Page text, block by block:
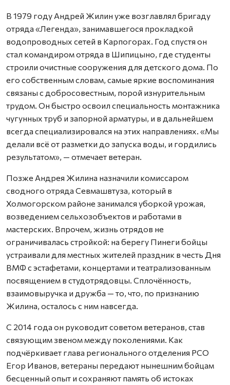
В 1979 году Андрей Жилин уже возглавлял бригаду
отряда «Легенда», занимавшегося прокладкой
водопроводных сетей в Карпогорах. Год спустя он
стал командиром отряда в Шипицыно, где студенты
строили очистные сооружения для детского дома. По
его собственным словам, самые яркие воспоминания
связаны с добросовестным, порой изнурительным
трудом. Он быстро освоил специальность монтажника
чугунных труб и запорной арматуры, и в дальнейшем
всегда специализировался на этих направлениях. «Мы
делали всё от разметки до запуска воды, и гордились
результатом», — отмечает ветеран.
Позже Андрея Жилина назначили комиссаром
сводного отряда Севмашвтуза, который в
Холмогорском районе занимался уборкой урожая,
возведением сельхозобъектов и работами в
мастерских. Впрочем, жизнь отрядов не
ограничивалась стройкой: на берегу Пинеги бойцы
устраивали для местных жителей праздник в честь Дня
ВМФ с эстафетами, концертами и театрализованным
посвящением в студотрядовцы. Сплочённость,
взаимовыручка и дружба — то, что, по признанию
Жилина, осталось с ним навсегда.
С 2014 года он руководит советом ветеранов, став
связующим звеном между поколениями. Как
подчёркивает глава регионального отделения РСО
Егор Иванов, ветераны передают нынешним бойцам
бесценный опыт и сохраняют память об истоках